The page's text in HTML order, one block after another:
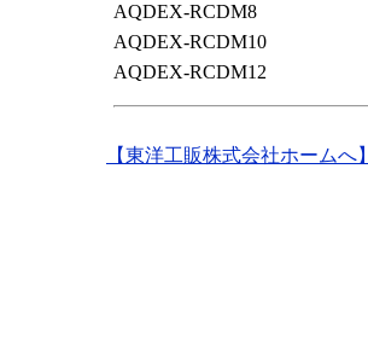
AQDEX-RCDM8
AQDEX-RCDM10
AQDEX-RCDM12
【東洋工販株式会社ホームへ】